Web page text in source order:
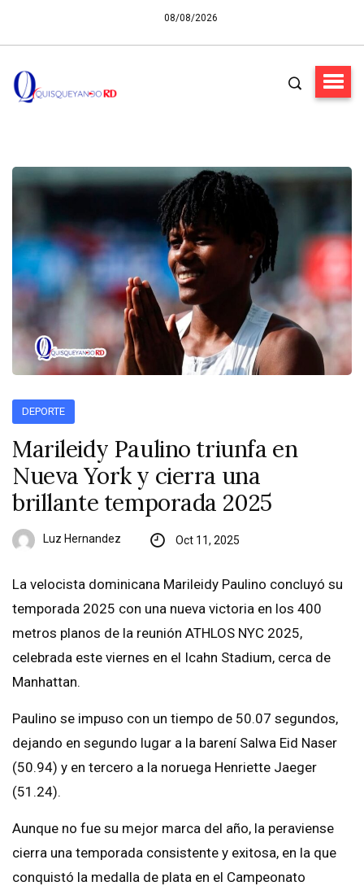
08/08/2026
DEPORTE
Marileidy Paulino triunfa en
Nueva York y cierra una
brillante temporada 2025
Luz Hernandez Oct 11, 2025
La velocista dominicana Marileidy Paulino concluyó su
temporada 2025 con una nueva victoria en los 400
metros planos de la reunión ATHLOS NYC 2025,
celebrada este viernes en el Icahn Stadium, cerca de
Manhattan.
Paulino se impuso con un tiempo de 50.07 segundos,
dejando en segundo lugar a la barení Salwa Eid Naser
(50.94) y en tercero a la noruega Henriette Jaeger
(51.24).
Aunque no fue su mejor marca del año, la peraviense
cierra una temporada consistente y exitosa, en la que
conquistó la medalla de plata en el Campeonato